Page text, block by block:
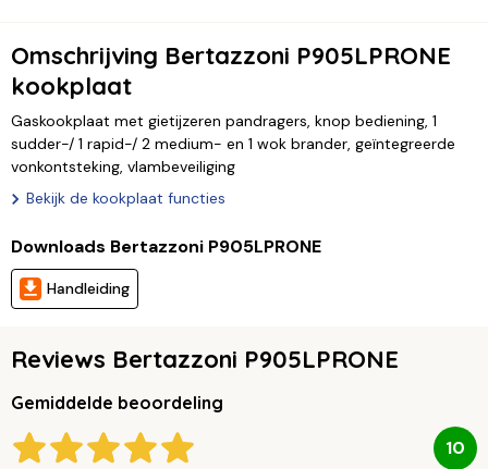
Omschrijving Bertazzoni P905LPRONE
kookplaat
Gaskookplaat met gietijzeren pandragers, knop bediening, 1
sudder-/ 1 rapid-/ 2 medium- en 1 wok brander, geïntegreerde
vonkontsteking, vlambeveiliging
Bekijk de kookplaat functies
Downloads Bertazzoni P905LPRONE
Handleiding
Reviews Bertazzoni P905LPRONE
Gemiddelde beoordeling
10